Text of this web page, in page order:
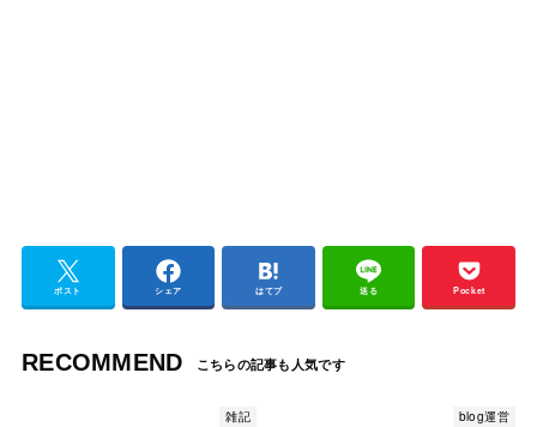
ポスト シェア はてブ 送る Pocket
RECOMMEND
雑記 blog運営